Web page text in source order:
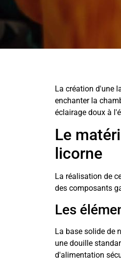
La création d'une
enchanter la
éclairage doux à
Le
licorne
La réalisation de
des composants
Les
La base solide de
une douille
d'alimentation